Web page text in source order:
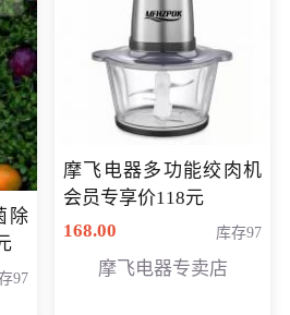
除
97
摩飞电器多功能绞肉机
会员专享价118元
168.00
库存97
摩飞电器专卖店